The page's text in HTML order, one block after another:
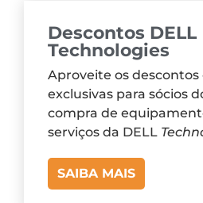
Descontos DELL
Technologies
Aproveite os
exclusivas para sócios
compra de
serviços da DELL
SAIBA MAIS